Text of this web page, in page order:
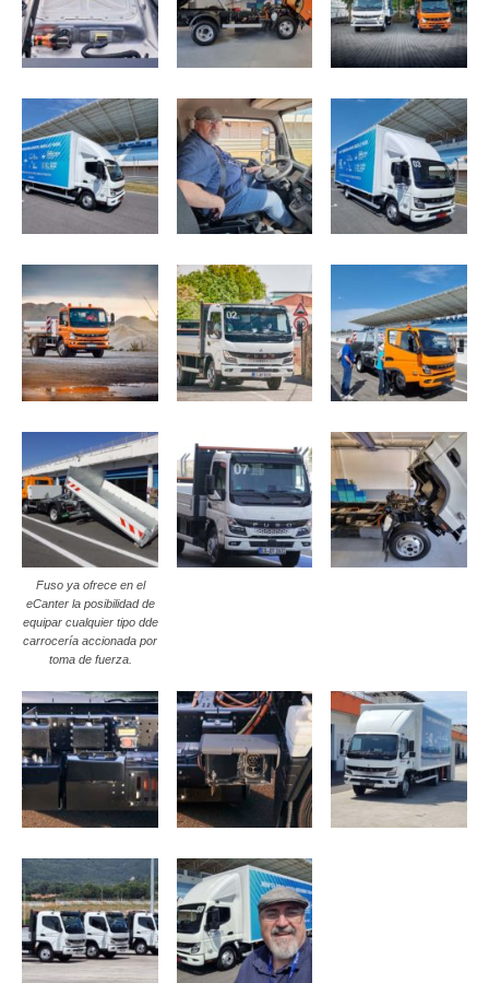
Fuso ya ofrece en el
eCanter la posibilidad de
equipar cualquier tipo dde
carrocería accionada por
toma de fuerza.